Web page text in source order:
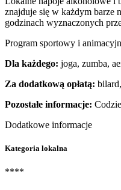
znajduje się w każdym barze
godzinach wyznaczonych
Program sportowy i
Dla każdego: joga, zumba,
Za dodatkową opłatą:
Pozostałe informacje:
Dodatkowe informacje
Kategoria lokalna
****